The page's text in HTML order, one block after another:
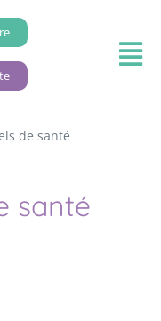
de santé
santé